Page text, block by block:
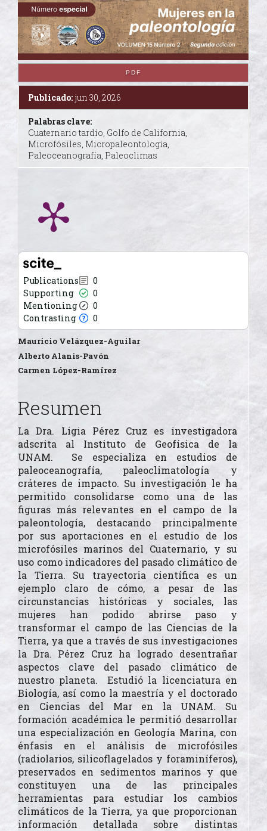
PDF
Publicado: jun 30, 2026
Palabras clave:
Cuaternario tardío, Golfo de California,
Microfósiles, Micropaleontología,
Paleoceanografía, Paleoclimas
Publications
0
Supporting
0
Mentioning
0
Contrasting
0
Contenido
principal
del
artículo
Mauricio Velázquez-Aguilar
Alberto Alanis-Pavón
Carmen López-Ramírez
Resumen
La Dra. Ligia Pérez Cruz es investigadora
adscrita al Instituto de Geofísica de la
UNAM. Se especializa en estudios de
paleoceanografía, paleoclimatología y
cráteres de impacto. Su investigación le ha
permitido consolidarse como una de las
figuras más relevantes en el campo de la
paleontología, destacando principalmente
por sus aportaciones en el estudio de los
microfósiles marinos del Cuaternario, y su
uso como indicadores del pasado climático de
la Tierra. Su trayectoria científica es un
ejemplo claro de cómo, a pesar de las
circunstancias históricas y sociales, las
mujeres han podido abrirse paso y
transformar el campo de las Ciencias de la
Tierra, ya que a través de sus investigaciones
la Dra. Pérez Cruz ha logrado desentrañar
aspectos clave del pasado climático de
nuestro planeta. Estudió la licenciatura en
Biología, así como la maestría y el doctorado
en Ciencias del Mar en la UNAM. Su
formación académica le permitió desarrollar
una especialización en Geología Marina, con
énfasis en el análisis de microfósiles
(radiolarios, silicoflagelados y foraminíferos),
preservados en sedimentos marinos y que
constituyen una de las principales
herramientas para estudiar los cambios
climáticos de la Tierra, ya que proporcionan
información detallada sobre distintas